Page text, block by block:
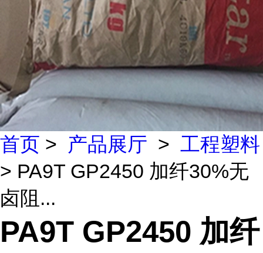
首页 > 产品展厅 > 工程塑料
> PA9T GP2450 加纤30%无
卤阻...
PA9T GP2450 加纤